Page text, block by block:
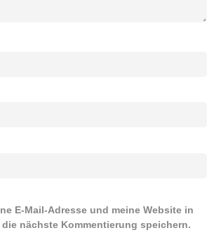
E-Mail-Adresse und meine Website in
nächste Kommentierung speichern.